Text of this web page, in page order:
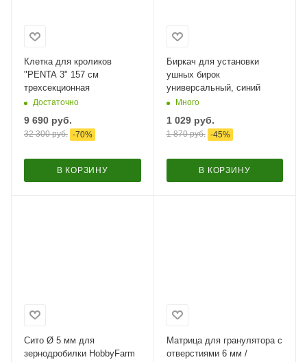
Клетка для кроликов
"PENTA 3" 157 см
трехсекционная
Достаточно
9 690 руб.
32 300руб. -70%
В КОРЗИНУ
Биркач для установки
ушных бирок
универсальный, синий
Много
1 029руб.
1 870руб. -45%
В КОРЗИНУ
Сито Ø 5 мм для
зернодробилки HobbyFarm
Матрица для гранулятора с
отверстиями 6 мм /